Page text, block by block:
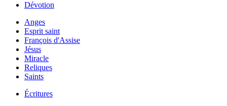
Dévotion
Anges
Esprit saint
François d'Assise
Jésus
Miracle
Reliques
Saints
Écritures